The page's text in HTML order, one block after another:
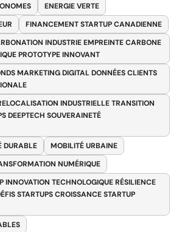
ENERGIE VERTE
FINANCEMENT STARTUP CANADIENNE
INDUSTRIE EMPREINTE CARBONE
PROTOTYPE INNOVANT
MARKETING DIGITAL DONNÉES CLIENTS
INDUSTRIELLE TRANSITION
DEEPTECH SOUVERAINETÉ
DURABLE
MOBILITÉ URBAINE
NUMÉRIQUE
INNOVATION TECHNOLOGIQUE RÉSILIENCE
STARTUPS CROISSANCE STARTUP